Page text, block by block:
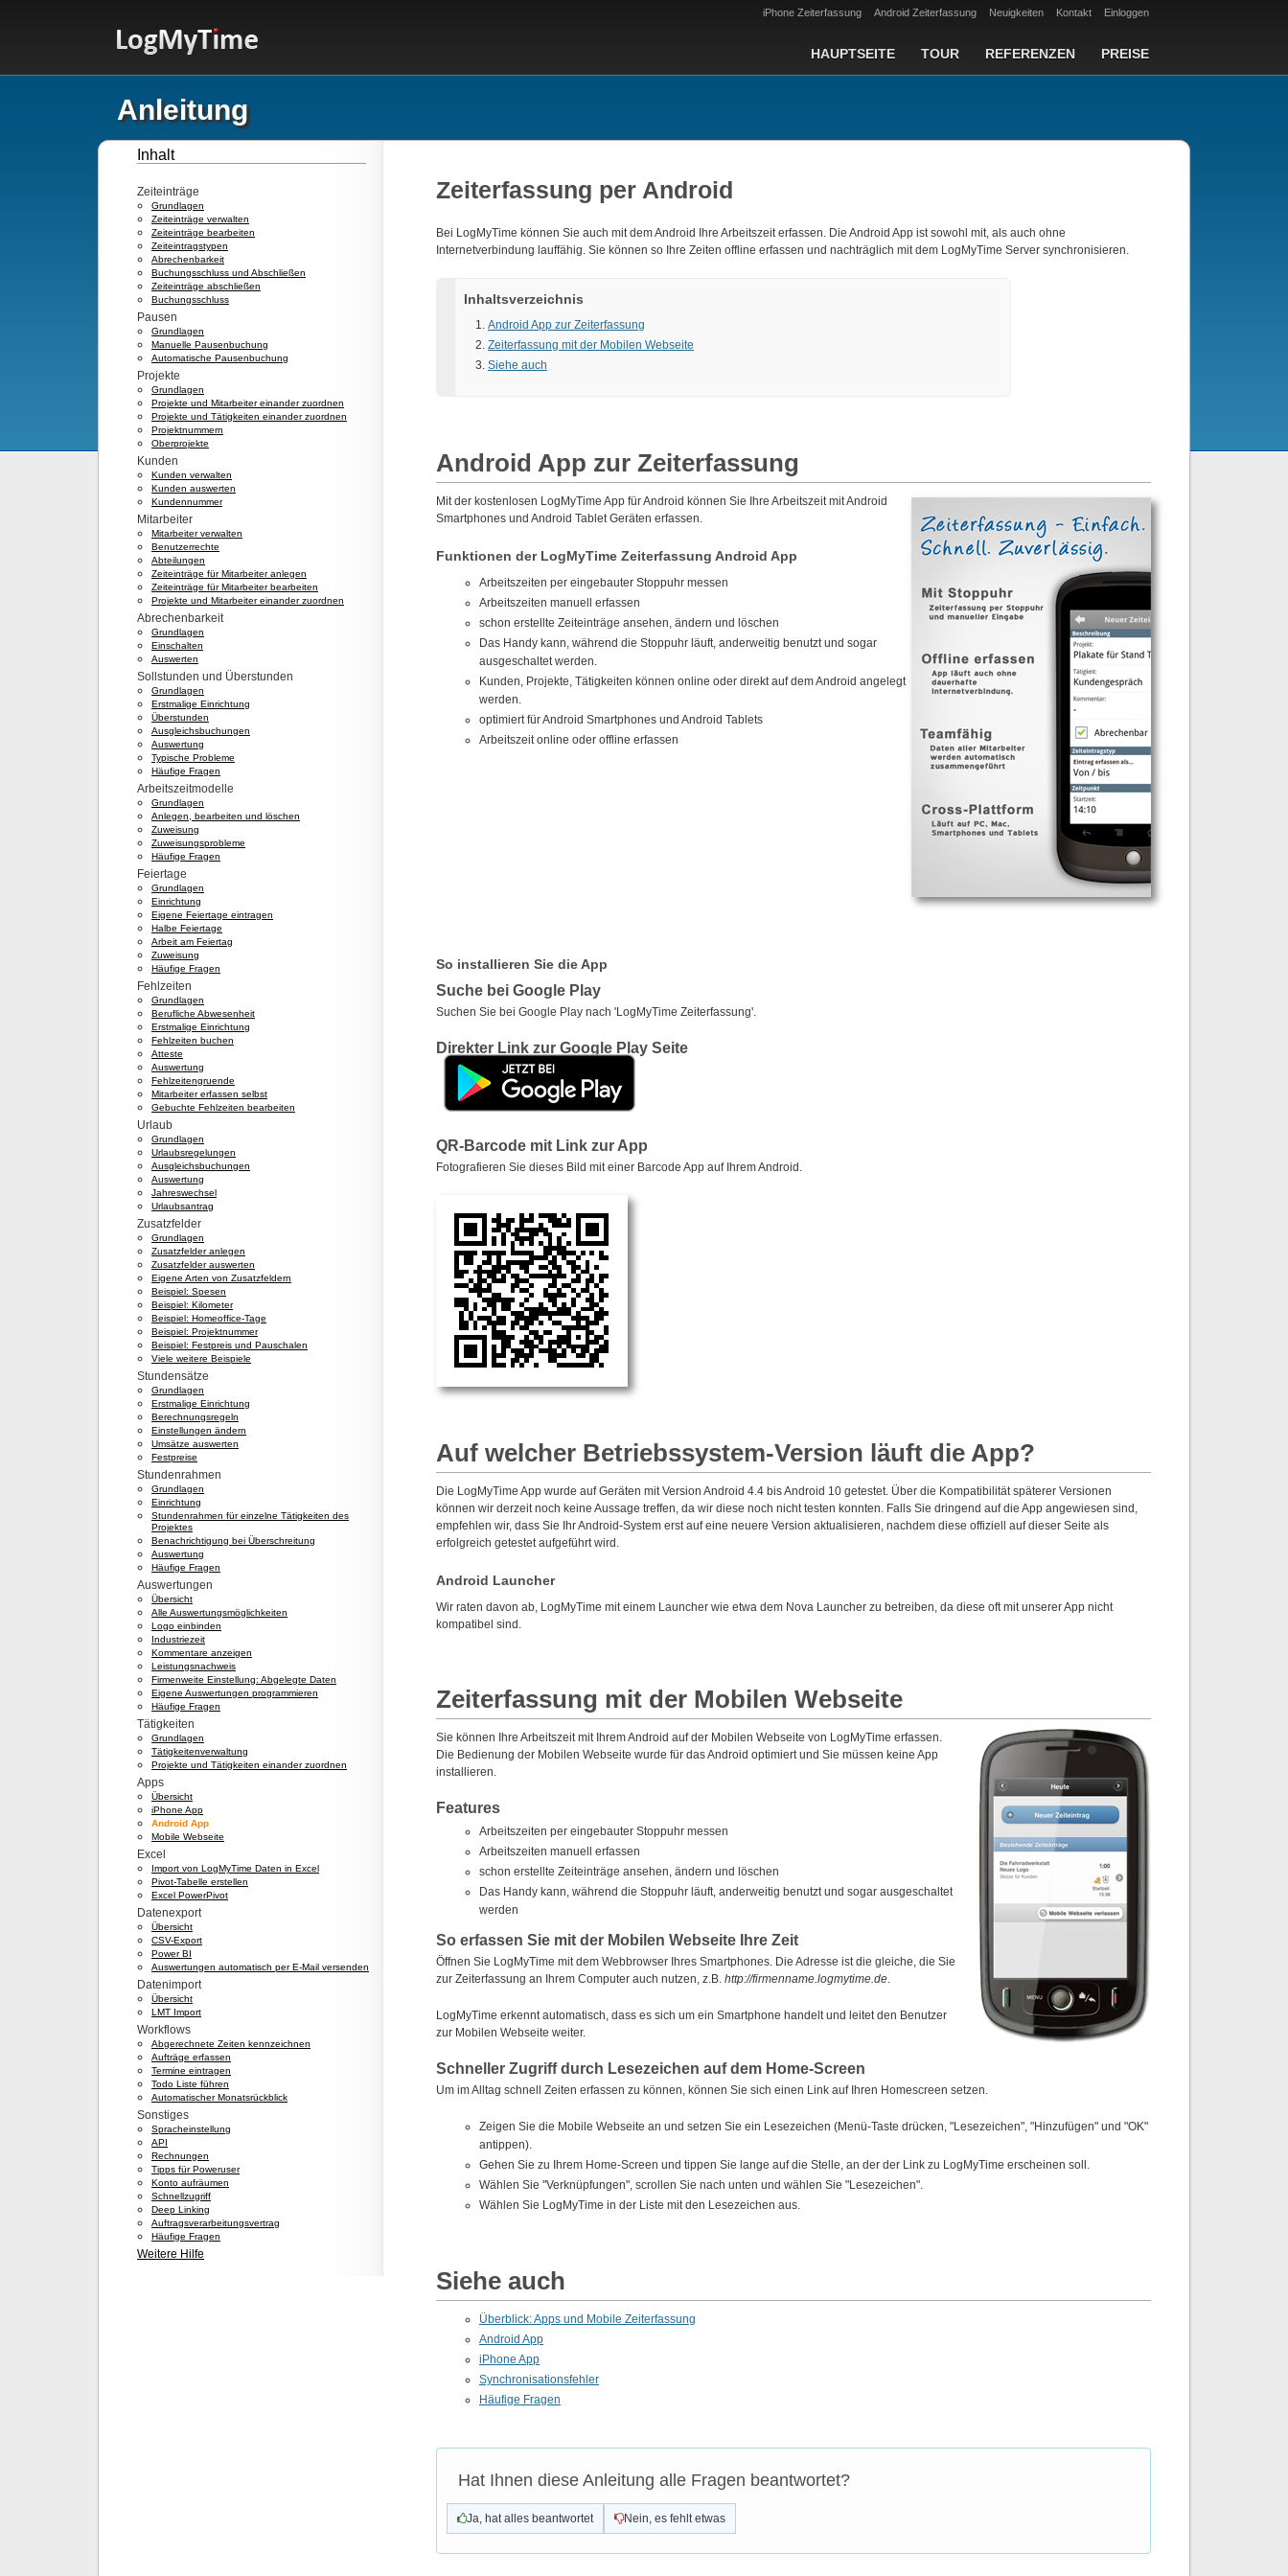
iPhone Zeiterfassung Android Zeiterfassung Neuigkeiten Kontakt Einloggen
HAUPTSEITE TOUR REFERENZEN PREISE
Anleitung
Inhalt
Zeiteinträge
Grundlagen
Zeiteinträge verwalten
Zeiteinträge bearbeiten
Zeiteintragstypen
Abrechenbarkeit
Buchungsschluss und Abschließen
Zeiteinträge abschließen
Buchungsschluss
Pausen
Grundlagen
Manuelle Pausenbuchung
Automatische Pausenbuchung
Projekte
Grundlagen
Projekte und Mitarbeiter einander zuordnen
Projekte und Tätigkeiten einander zuordnen
Projektnummern
Oberprojekte
Kunden
Kunden verwalten
Kunden auswerten
Kundennummer
Mitarbeiter
Mitarbeiter verwalten
Benutzerrechte
Abteilungen
Zeiteinträge für Mitarbeiter anlegen
Zeiteinträge für Mitarbeiter bearbeiten
Projekte und Mitarbeiter einander zuordnen
Abrechenbarkeit
Grundlagen
Einschalten
Auswerten
Sollstunden und Überstunden
Grundlagen
Erstmalige Einrichtung
Überstunden
Ausgleichsbuchungen
Auswertung
Typische Probleme
Häufige Fragen
Arbeitszeitmodelle
Grundlagen
Anlegen, bearbeiten und löschen
Zuweisung
Zuweisungsprobleme
Häufige Fragen
Feiertage
Grundlagen
Einrichtung
Eigene Feiertage eintragen
Halbe Feiertage
Arbeit am Feiertag
Zuweisung
Häufige Fragen
Fehlzeiten
Grundlagen
Berufliche Abwesenheit
Erstmalige Einrichtung
Fehlzeiten buchen
Atteste
Auswertung
Fehlzeitengruende
Mitarbeiter erfassen selbst
Gebuchte Fehlzeiten bearbeiten
Urlaub
Grundlagen
Urlaubsregelungen
Ausgleichsbuchungen
Auswertung
Jahreswechsel
Urlaubsantrag
Zusatzfelder
Grundlagen
Zusatzfelder anlegen
Zusatzfelder auswerten
Eigene Arten von Zusatzfeldern
Beispiel: Spesen
Beispiel: Kilometer
Beispiel: Homeoffice-Tage
Beispiel: Projektnummer
Beispiel: Festpreis und Pauschalen
Viele weitere Beispiele
Stundensätze
Grundlagen
Erstmalige Einrichtung
Berechnungsregeln
Einstellungen ändern
Umsätze auswerten
Festpreise
Stundenrahmen
Grundlagen
Einrichtung
Stundenrahmen für einzelne Tätigkeiten des
Projektes
Benachrichtigung bei Überschreitung
Auswertung
Häufige Fragen
Auswertungen
Übersicht
Alle Auswertungsmöglichkeiten
Logo einbinden
Industriezeit
Kommentare anzeigen
Leistungsnachweis
Firmenweite Einstellung: Abgelegte Daten
Eigene Auswertungen programmieren
Häufige Fragen
Tätigkeiten
Grundlagen
Tätigkeitenverwaltung
Projekte und Tätigkeiten einander zuordnen
Apps
Übersicht
iPhone App
Android App
Mobile Webseite
Excel
Import von LogMyTime Daten in Excel
Pivot-Tabelle erstellen
Excel PowerPivot
Datenexport
Übersicht
CSV-Export
Power BI
Auswertungen automatisch per E-Mail versenden
Datenimport
Übersicht
LMT Import
Workflows
Abgerechnete Zeiten kennzeichnen
Aufträge erfassen
Termine eintragen
Todo Liste führen
Automatischer Monatsrückblick
Sonstiges
Spracheinstellung
API
Rechnungen
Tipps für Poweruser
Konto aufräumen
Schnellzugriff
Deep Linking
Auftragsverarbeitungsvertrag
Häufige Fragen
Weitere Hilfe
Zeiterfassung per Android
Bei LogMyTime können Sie auch mit dem Android Ihre Arbeitszeit erfassen. Die Android App ist sowohl mit, als auch ohne
Internetverbindung lauffähig. Sie können so Ihre Zeiten offline erfassen und nachträglich mit dem LogMyTime Server synchronisieren.
Inhaltsverzeichnis
Android App zur Zeiterfassung
Zeiterfassung mit der Mobilen Webseite
Siehe auch
Android App zur Zeiterfassung
Mit der kostenlosen LogMyTime App für Android können Sie Ihre Arbeitszeit mit Android
Smartphones und Android Tablet Geräten erfassen.
Funktionen der LogMyTime Zeiterfassung Android App
Arbeitszeiten per eingebauter Stoppuhr messen
Arbeitszeiten manuell erfassen
schon erstellte Zeiteinträge ansehen, ändern und löschen
Das Handy kann, während die Stoppuhr läuft, anderweitig benutzt und sogar
ausgeschaltet werden.
Kunden, Projekte, Tätigkeiten können online oder direkt auf dem Android angelegt
werden.
optimiert für Android Smartphones und Android Tablets
Arbeitszeit online oder offline erfassen
So installieren Sie die App
Suche bei Google Play
Suchen Sie bei Google Play nach 'LogMyTime Zeiterfassung'.
Direkter Link zur Google Play Seite
QR-Barcode mit Link zur App
Fotografieren Sie dieses Bild mit einer Barcode App auf Ihrem Android.
Auf welcher Betriebssystem-Version läuft die App?
Die LogMyTime App wurde auf Geräten mit Version Android 4.4 bis Android 10 getestet. Über die Kompatibilität späterer Versionen
können wir derzeit noch keine Aussage treffen, da wir diese noch nicht testen konnten. Falls Sie dringend auf die App angewiesen sind,
empfehlen wir, dass Sie Ihr Android-System erst auf eine neuere Version aktualisieren, nachdem diese offiziell auf dieser Seite als
erfolgreich getestet aufgeführt wird.
Android Launcher
Wir raten davon ab, LogMyTime mit einem Launcher wie etwa dem Nova Launcher zu betreiben, da diese oft mit unserer App nicht
kompatibel sind.
Zeiterfassung mit der Mobilen Webseite
Sie können Ihre Arbeitszeit mit Ihrem Android auf der Mobilen Webseite von LogMyTime erfassen.
Die Bedienung der Mobilen Webseite wurde für das Android optimiert und Sie müssen keine App
installieren.
Features
Arbeitszeiten per eingebauter Stoppuhr messen
Arbeitszeiten manuell erfassen
schon erstellte Zeiteinträge ansehen, ändern und löschen
Das Handy kann, während die Stoppuhr läuft, anderweitig benutzt und sogar ausgeschaltet
werden
So erfassen Sie mit der Mobilen Webseite Ihre Zeit
Öffnen Sie LogMyTime mit dem Webbrowser Ihres Smartphones. Die Adresse ist die gleiche, die Sie
zur Zeiterfassung an Ihrem Computer auch nutzen, z.B. http://firmenname.logmytime.de.
LogMyTime erkennt automatisch, dass es sich um ein Smartphone handelt und leitet den Benutzer
zur Mobilen Webseite weiter.
Schneller Zugriff durch Lesezeichen auf dem Home-Screen
Um im Alltag schnell Zeiten erfassen zu können, können Sie sich einen Link auf Ihren Homescreen setzen.
Zeigen Sie die Mobile Webseite an und setzen Sie ein Lesezeichen (Menü-Taste drücken, "Lesezeichen", "Hinzufügen" und "OK"
antippen).
Gehen Sie zu Ihrem Home-Screen und tippen Sie lange auf die Stelle, an der der Link zu LogMyTime erscheinen soll.
Wählen Sie "Verknüpfungen", scrollen Sie nach unten und wählen Sie "Lesezeichen".
Wählen Sie LogMyTime in der Liste mit den Lesezeichen aus.
Siehe auch
Überblick: Apps und Mobile Zeiterfassung
Android App
iPhone App
Synchronisationsfehler
Häufige Fragen
Hat Ihnen diese Anleitung alle Fragen beantwortet?
Ja, hat alles beantwortet Nein, es fehlt etwas